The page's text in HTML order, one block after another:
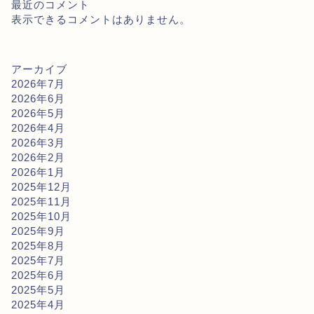
最近のコメント
表示できるコメントはありません。
アーカイブ
2026年7月
2026年6月
2026年5月
2026年4月
2026年3月
2026年2月
2026年1月
2025年12月
2025年11月
2025年10月
2025年9月
2025年8月
2025年7月
2025年6月
2025年5月
2025年4月